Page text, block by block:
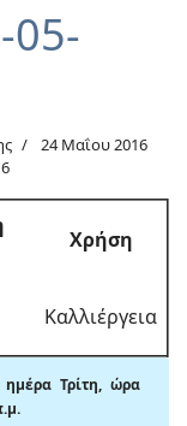
05-
24 Μαΐου 2016
Χρήση
Καλλιέργεια
ημέρα Τρίτη, ώρα